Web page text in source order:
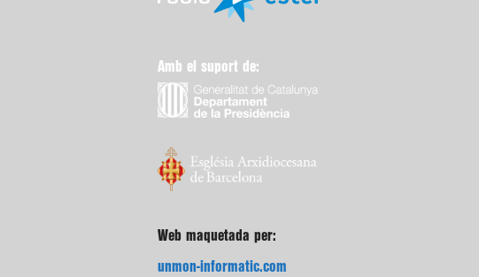
Amb el suport de:
Web maquetada per:
unmon-informatic.com